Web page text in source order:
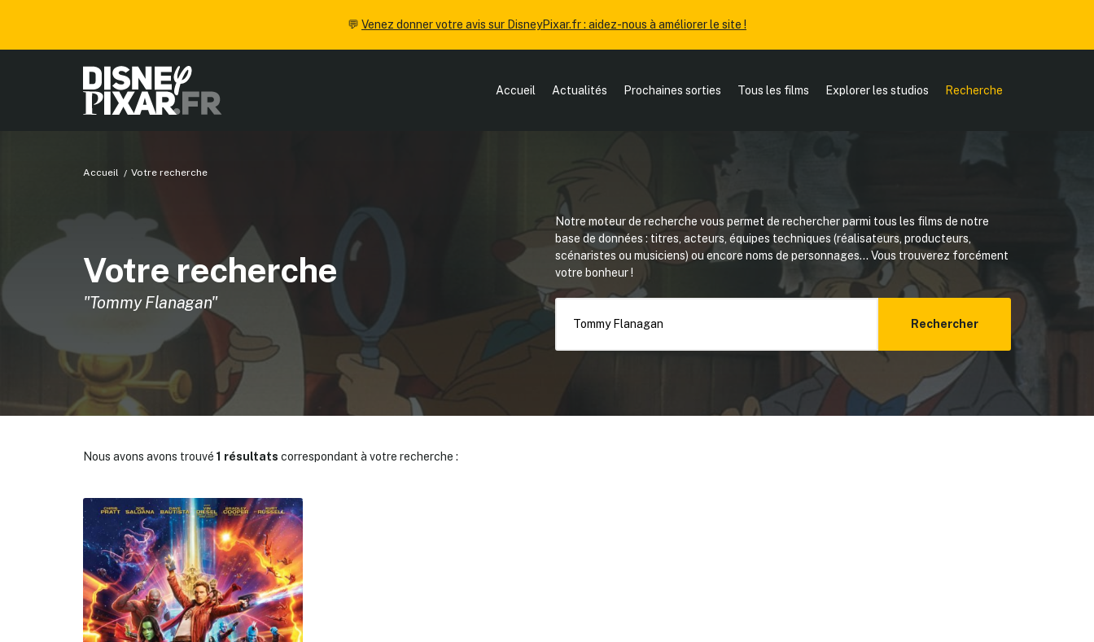
💬 Venez donner votre avis sur DisneyPixar.fr : aidez-nous à améliorer le site !
Accueil Actualités Prochaines sorties Tous les films Explorer les studios Recherche
Accueil Votre recherche
Votre recherche
"Tommy Flanagan"
Notre moteur de recherche vous permet de rechercher parmi tous les films de notre
base de données : titres, acteurs, équipes techniques (réalisateurs, producteurs,
scénaristes ou musiciens) ou encore noms de personnages... Vous trouverez forcément
votre bonheur !
Rechercher
Nous avons avons trouvé 1 résultats correspondant à votre recherche :
✕